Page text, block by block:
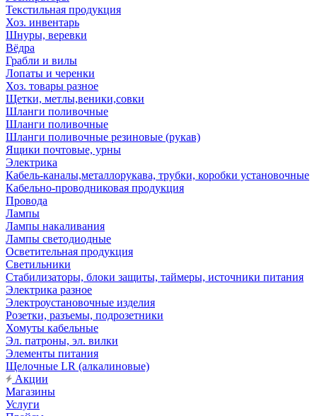
Текстильная продукция
Хоз. инвентарь
Шнуры, веревки
Вёдра
Грабли и вилы
Лопаты и черенки
Хоз. товары разное
Щетки, метлы,веники,совки
Шланги поливочные
Шланги поливочные
Шланги поливочные резиновые (рукав)
Ящики почтовые, урны
Электрика
Кабель-каналы,металлорукава, трубки, коробки установочные
Кабельно-проводниковая продукция
Провода
Лампы
Лампы накаливания
Лампы светодиодные
Осветительная продукция
Светильники
Стабилизаторы, блоки защиты, таймеры, источники питания
Электрика разное
Электроустановочные изделия
Розетки, разъемы, подрозетники
Хомуты кабельные
Эл. патроны, эл. вилки
Элементы питания
Щелочные LR (алкалиновые)
Акции
Магазины
Услуги